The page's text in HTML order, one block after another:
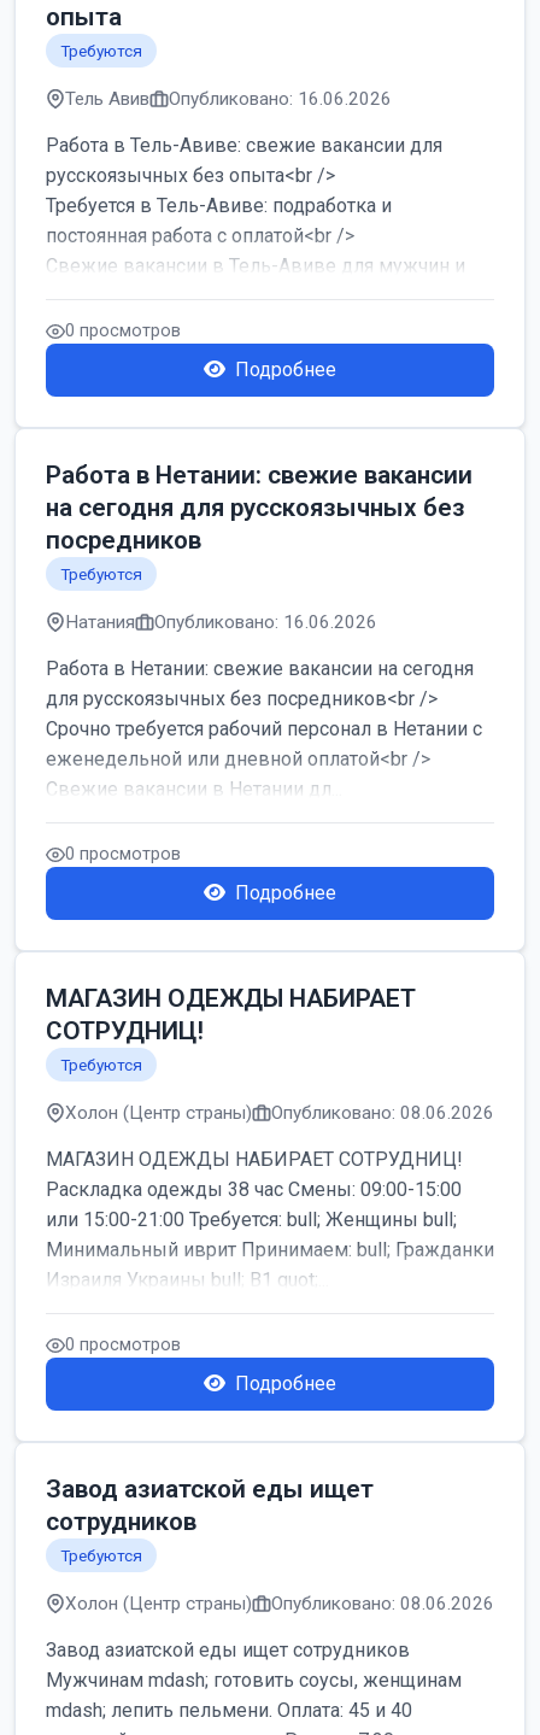
опыта
Требуются
Тель Авив Опубликовано: 16.06.2026
Работа в Тель-Авиве: свежие вакансии для
русскоязычных без опыта<br />
Требуется в Тель-Авиве: подработка и
постоянная работа с оплатой<br />
Свежие вакансии в Тель-Авиве для мужчин и
женщин от хозя...
0 просмотров
Подробнее
Работа в Нетании: свежие вакансии
на сегодня для русскоязычных без
посредников
Требуются
Натания Опубликовано: 16.06.2026
Работа в Нетании: свежие вакансии на сегодня
для русскоязычных без посредников<br />
Срочно требуется рабочий персонал в Нетании с
еженедельной или дневной оплатой<br />
Свежие вакансии в Нетании дл...
0 просмотров
Подробнее
МАГАЗИН ОДЕЖДЫ НАБИРАЕТ
СОТРУДНИЦ!
Требуются
Холон (Центр страны) Опубликовано: 08.06.2026
МАГАЗИН ОДЕЖДЫ НАБИРАЕТ СОТРУДНИЦ!
Раскладка одежды 38 час Смены: 09:00-15:00
или 15:00-21:00 Требуется: bull; Женщины bull;
Минимальный иврит Принимаем: bull; Гражданки
Израиля Украины bull; B1 quot;...
0 просмотров
Подробнее
Завод азиатской еды ищет
сотрудников
Требуются
Холон (Центр страны) Опубликовано: 08.06.2026
Завод азиатской еды ищет сотрудников
Мужчинам mdash; готовить соусы, женщинам
mdash; лепить пельмени. Оплата: 45 и 40